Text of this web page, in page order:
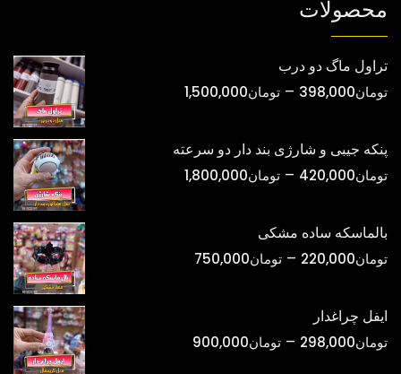
محصولات
تراول ماگ دو درب
تومان398,000
– تومان1,500,000محدوده
پنکه جیبی و شارژی بند دار دو سرعته
تومان420,000
– تومان1,800,000محدوده
تومان420,000
بالماسکه ساده مشکی
تومان220,000
– تومان750,000
تومان750,000
ایفل چراغدار
تومان298,000
– تومان900,000